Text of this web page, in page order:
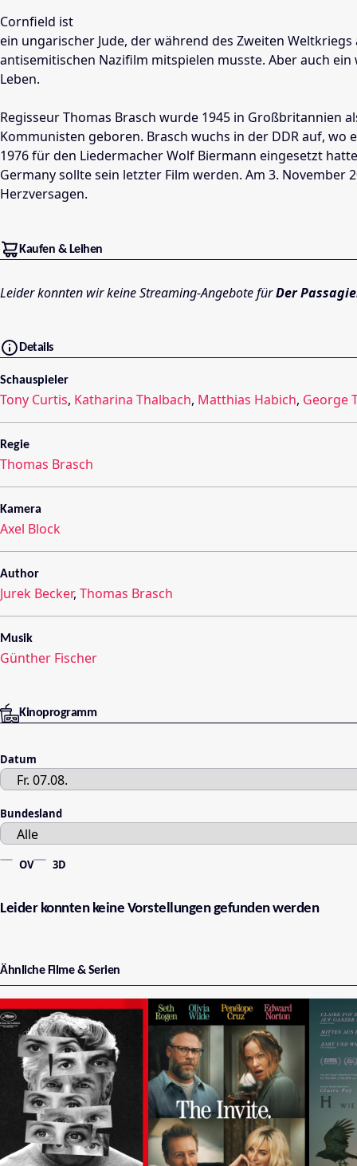
Cornfield ist
ein ungarischer Jude, der während des Zweiten
antisemitischen Nazifilm mitspielen musste. Aber auch
Leben.
Regisseur Thomas Brasch wurde 1945 in Großbritannien
Kommunisten geboren. Brasch wuchs in der DDR auf, wo
1976 für den Liedermacher Wolf Biermann eingesetzt
Germany sollte sein letzter Film werden. Am 3. November
Herzversagen.
Kaufen & Leihen
Leider konnten wir keine Streaming-Angebote fürDer
Details
Schauspieler
Tony Curtis, Katharina Thalbach, Matthias Habich, George
Regie
Thomas Brasch
Kamera
Axel Block
Author
Jurek Becker, Thomas Brasch
Musik
Günther Fischer
Kinoprogramm
Datum
Bundesland
OV 3D
Leider konnten keine Vorstellungen gefunden werden
Ähnliche Filme & Serien